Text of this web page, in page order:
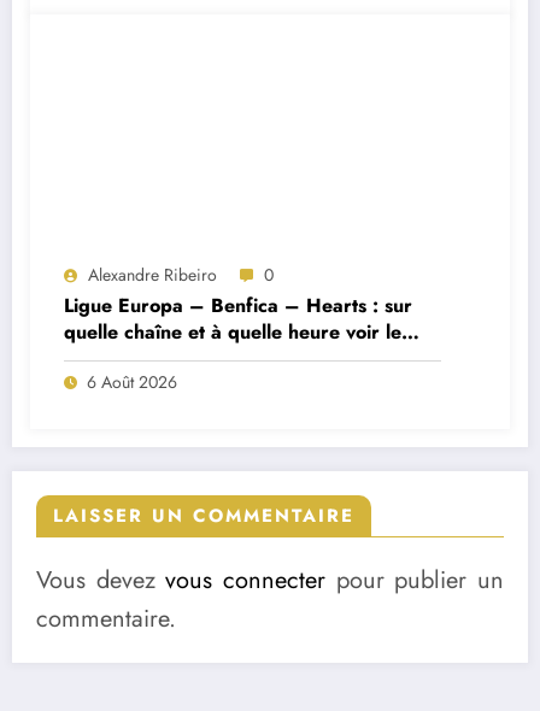
Alexandre Ribeiro 0
Ligue Europa – Benfica – Hearts : sur
quelle chaîne et à quelle heure voir le
match ?
6 Août 2026
LAISSER UN COMMENTAIRE
Vous devezvous connecter pour publier un
commentaire.